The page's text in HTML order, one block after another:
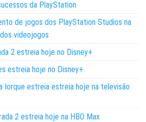
da PlayStation
de jogos dos PlayStation Studios na
videojogos
2 estreia hoje no Disney+
estreia hoje no Disney+
Iorque estreia estreia hoje na televisão
2 estreia hoje na HBO Max